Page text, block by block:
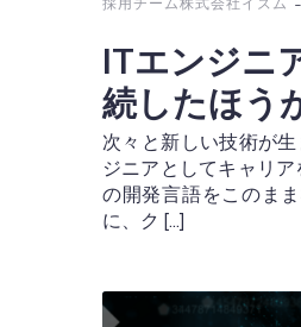
ITエンジニ
続したほう
次々と新しい技術が
ジニアとしてキャリ
の開発言語をこのま
に、ク […]